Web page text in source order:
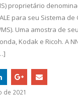
proprietário
para seu Sistema
Uma amostra de
Kodak e Ricoh. A
de 2021